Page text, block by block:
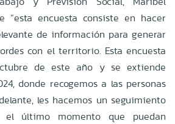
“esta encuesta consiste en hacer
de información para generar
con el territorio. Esta encuesta
de este año y se extiende
donde recogemos a las personas
les hacemos un seguimiento
último momento que puedan